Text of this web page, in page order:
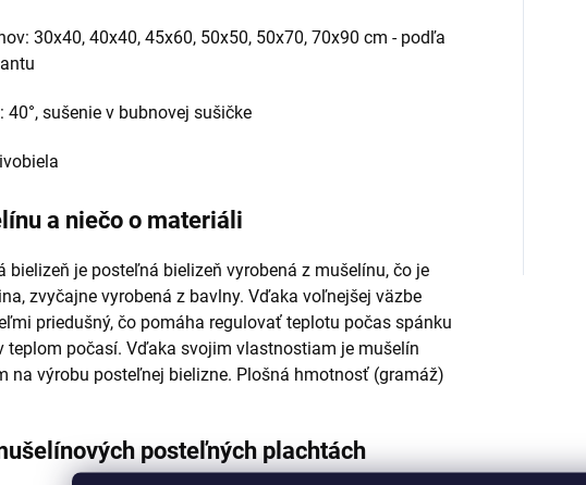
30x40, 40x40, 45x60, 50x50, 50x70, 70x90 cm - podľa
40°, sušenie v bubnovej sušičke
a niečo o materiáli
bielizeň je posteľná bielizeň vyrobená z mušelínu, čo je
zvyčajne vyrobená z bavlny. Vďaka voľnejšej väzbe
priedušný, čo pomáha regulovať teplotu počas spánku
teplom počasí. Vďaka svojim vlastnostiam je mušelín
na výrobu posteľnej bielizne. Plošná hmotnosť (gramáž)
posteľných plachtách